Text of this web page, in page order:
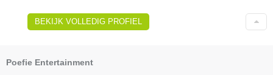
BEKIJK VOLLEDIG PROFIEL
Poefie Entertainment